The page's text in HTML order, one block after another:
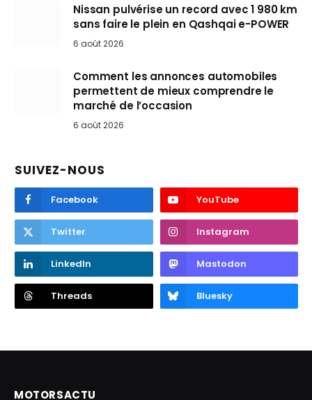
Nissan pulvérise un record avec 1 980 km
sans faire le plein en Qashqai e-POWER
6 août 2026
Comment les annonces automobiles
permettent de mieux comprendre le
marché de l’occasion
6 août 2026
SUIVEZ-NOUS
Facebook YouTube
Twitter Instagram
LinkedIn Mastodon
Threads Bluesky
MOTORSACTU